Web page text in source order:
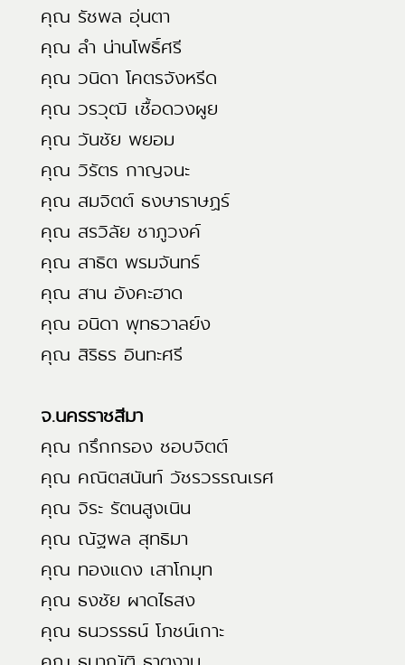
คุณ รัชพล อุ่นตา
คุณ ลำ น่านโพธิ์ศรี
คุณ วนิดา โคตรจังหรีด
คุณ วรวุฒิ เชื้อดวงผูย
คุณ วันชัย พยอม
คุณ วิรัตร กาญจนะ
คุณ สมจิตต์ ธงษาราษฏร์
คุณ สรวิลัย ชาภูวงค์
คุณ สาธิต พรมจันทร์
คุณ สาน อังคะฮาด
คุณ อนิดา พุทธวาลย์ง
คุณ สิริธร อินทะศรี
จ.นครราชสีมา
คุณ กรึกกรอง ชอบจิตต์
คุณ คณิตสนันท์ วัชรวรรณเรศ
คุณ จิระ รัตนสูงเนิน
คุณ ณัฐพล สุทธิมา
คุณ ทองแดง เสาโกมุท
คุณ ธงชัย ผาดไธสง
คุณ ธนวรรธน์ โภชน์เกาะ